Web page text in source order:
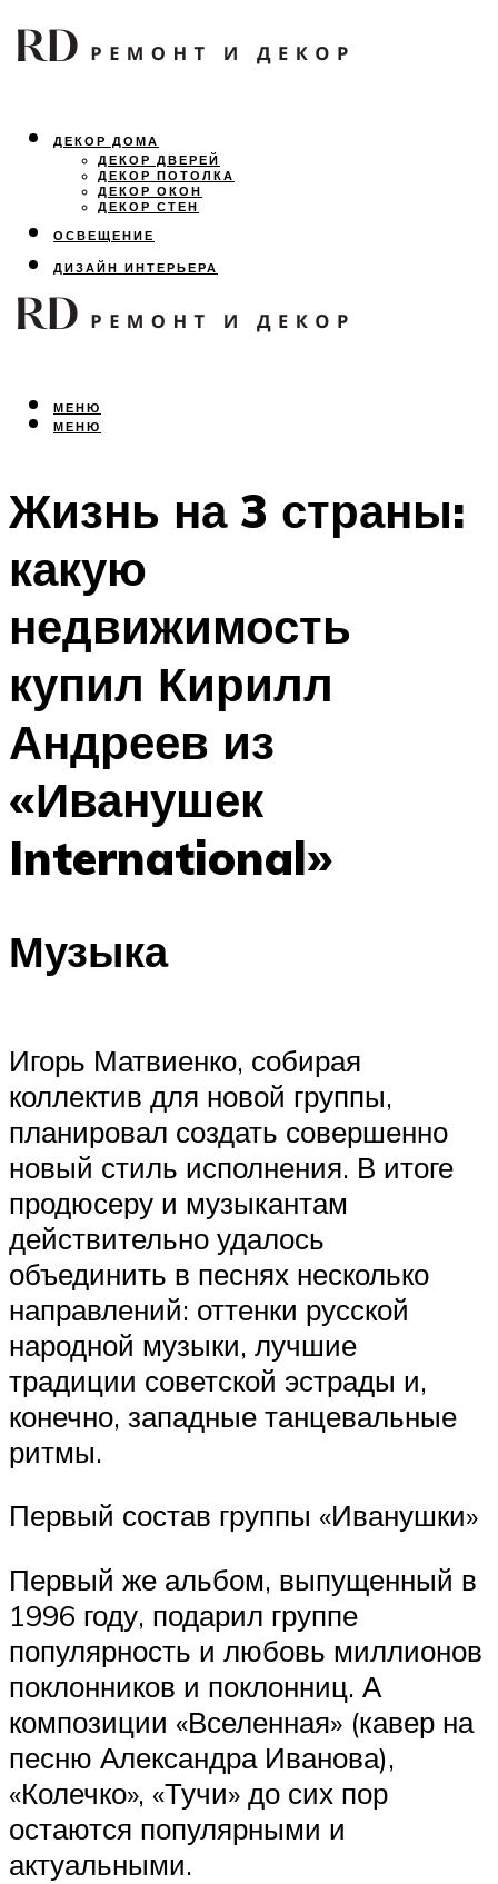
ДЕКОР ДОМА
ДЕКОР ДВЕРЕЙ
ДЕКОР ПОТОЛКА
ДЕКОР ОКОН
ДЕКОР СТЕН
ОСВЕЩЕНИЕ
ДИЗАЙН ИНТЕРЬЕРА
ЛАНДШАФТНЫЙ ДИЗАЙН
ВСЕ ПРО РЕМОНТ
МЕНЮ
МЕНЮ
Жизнь на 3 страны:
какую
недвижимость
купил Кирилл
Андреев из
«Иванушек
International»
Музыка
Игорь Матвиенко, собирая
коллектив для новой группы,
планировал создать совершенно
новый стиль исполнения. В итоге
продюсеру и музыкантам
действительно удалось
объединить в песнях несколько
направлений: оттенки русской
народной музыки, лучшие
традиции советской эстрады и,
конечно, западные танцевальные
ритмы.
Первый состав группы «Иванушки»
Первый же альбом, выпущенный в
1996 году, подарил группе
популярность и любовь миллионов
поклонников и поклонниц. А
композиции «Вселенная» (кавер на
песню Александра Иванова),
«Колечко», «Тучи» до сих пор
остаются популярными и
актуальными.